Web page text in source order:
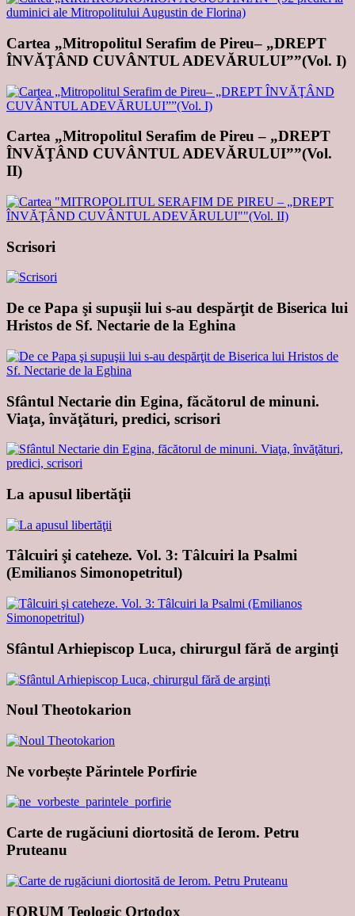
Cartea „Mitropolitul Serafim de Pireu– „DREPT
ÎNVĂŢÂND CUVÂNTUL ADEVĂRULUI””(Vol. I)
Cartea „Mitropolitul Serafim de Pireu – „DREPT
ÎNVĂŢÂND CUVÂNTUL ADEVĂRULUI””(Vol.
II)
Scrisori
De ce Papa şi supuşii lui s-au despărţit de Biserica lui
Hristos de Sf. Nectarie de la Eghina
Sfântul Nectarie din Egina, făcătorul de minuni.
Viaţa, învăţături, predici, scrisori
La apusul libertăţii
Tâlcuiri şi cateheze. Vol. 3: Tâlcuiri la Psalmi
(Emilianos Simonopetritul)
Sfântul Arhiepiscop Luca, chirurgul fără de arginţi
Noul Theotokarion
Ne vorbește Părintele Porfirie
Carte de rugăciuni diortosită de Ierom. Petru
Pruteanu
FORUM Teologic Ortodox